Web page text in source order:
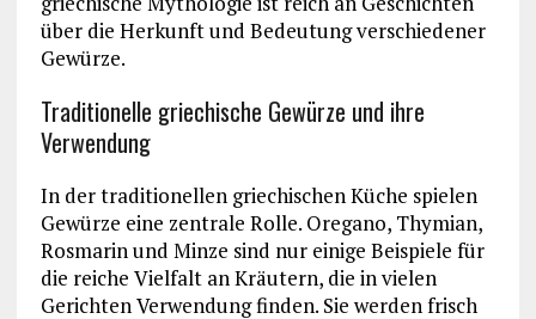
über die Herkunft und Bedeutung verschiedener
Gewürze.
Traditionelle griechische Gewürze und ihre
Verwendung
In der traditionellen griechischen Küche spielen
Gewürze eine zentrale Rolle. Oregano, Thymian,
Rosmarin und Minze sind nur einige Beispiele für
die reiche Vielfalt an Kräutern, die in vielen
Gerichten Verwendung finden. Sie werden frisch